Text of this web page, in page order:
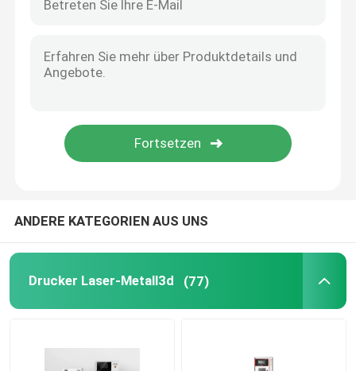
Medizinischer Drucker 3D
Drucker des Schmuck-3D
Harz-Drucker SLAs 3D
Laser-Sinternmaschine
ANDERE KATEGORIEN AUS UNS
Drucker Laser-Metall3d (77)